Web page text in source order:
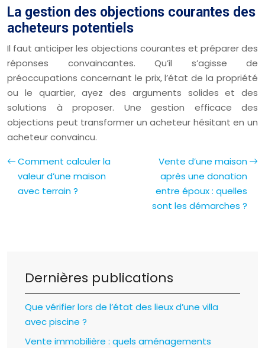
La gestion des objections courantes des
acheteurs potentiels
Il faut anticiper les objections courantes et préparer des
réponses convaincantes. Qu’il s’agisse de
préoccupations concernant le prix, l’état de la propriété
ou le quartier, ayez des arguments solides et des
solutions à proposer. Une gestion efficace des
objections peut transformer un acheteur hésitant en un
acheteur convaincu.
Comment calculer la
valeur d’une maison
avec terrain ?
Vente d’une maison
après une donation
entre époux : quelles
sont les démarches ?
Dernières publications
Que vérifier lors de l’état des lieux d’une villa
avec piscine ?
Vente immobilière : quels aménagements